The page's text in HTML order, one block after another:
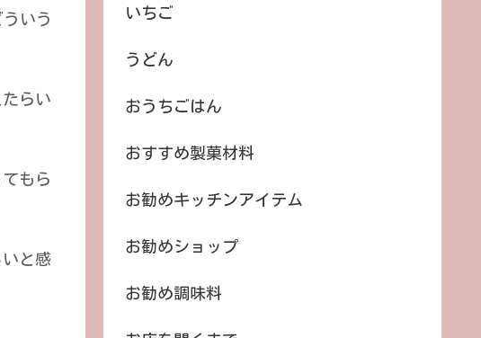
いう
らい
もら
と感
いちご
うどん
おうちごはん
おすすめ製菓材料
お勧めキッチンアイテム
お勧めショップ
お勧め調味料